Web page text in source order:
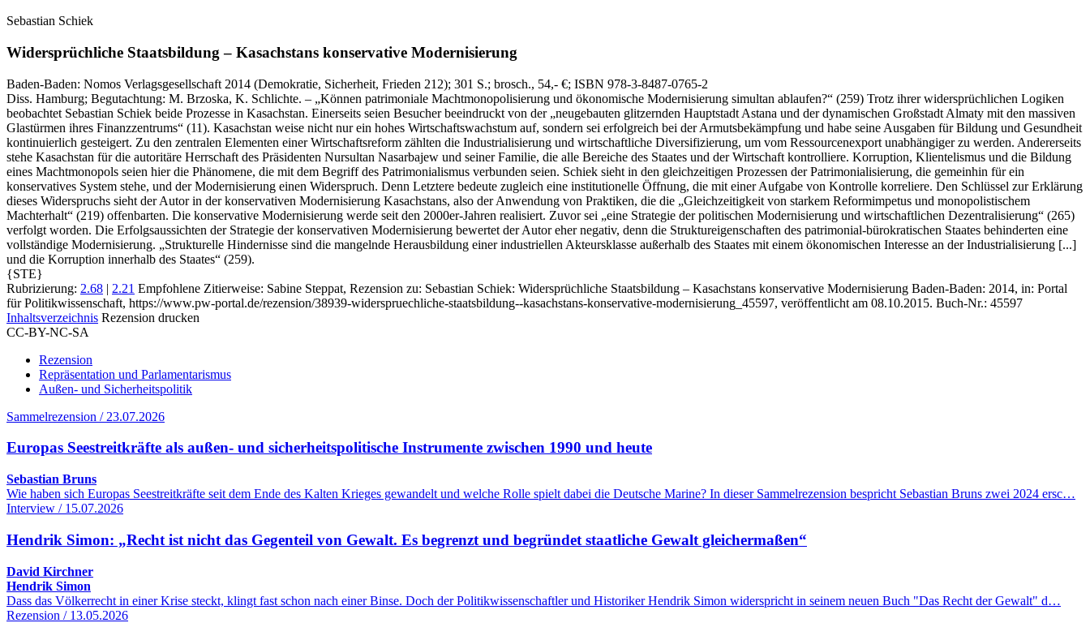
Sebastian Schiek
Widersprüchliche Staatsbildung – Kasachstans konservative Modernisierung
Baden-Baden: Nomos Verlagsgesellschaft 2014 (Demokratie, Sicherheit, Frieden 212); 301 S.; brosch., 54,- €; ISBN 978-3-8487-0765-2
Diss. Hamburg; Begutachtung: M. Brzoska, K. Schlichte. – „Können patrimoniale Machtmonopolisierung und ökonomische Modernisierung simultan ablaufen?“ (259) Trotz ihrer widersprüchlichen Logiken
beobachtet Sebastian Schiek beide Prozesse in Kasachstan. Einerseits seien Besucher beeindruckt von der „neugebauten glitzernden Hauptstadt Astana und der dynamischen Großstadt Almaty mit den massiven
Glastürmen ihres Finanzzentrums“ (11). Kasachstan weise nicht nur ein hohes Wirtschaftswachstum auf, sondern sei erfolgreich bei der Armutsbekämpfung und habe seine Ausgaben für Bildung und Gesundheit
kontinuierlich gesteigert. Zu den zentralen Elementen einer Wirtschaftsreform zählten die Industrialisierung und wirtschaftliche Diversifizierung, um vom Ressourcenexport unabhängiger zu werden. Andererseits
stehe Kasachstan für die autoritäre Herrschaft des Präsidenten Nursultan Nasarbajew und seiner Familie, die alle Bereiche des Staates und der Wirtschaft kontrolliere. Korruption, Klientelismus und die Bildung
eines Machtmonopols seien hier die Phänomene, die mit dem Begriff des Patrimonialismus verbunden seien. Schiek sieht in den gleichzeitigen Prozessen der Patrimonialisierung, die gemeinhin für ein
konservatives System stehe, und der Modernisierung einen Widerspruch. Denn Letztere bedeute zugleich eine institutionelle Öffnung, die mit einer Aufgabe von Kontrolle korreliere. Den Schlüssel zur Erklärung
dieses Widerspruchs sieht der Autor in der konservativen Modernisierung Kasachstans, also der Anwendung von Praktiken, die die „Gleichzeitigkeit von starkem Reformimpetus und monopolistischem
Machterhalt“ (219) offenbarten. Die konservative Modernisierung werde seit den 2000er‑Jahren realisiert. Zuvor sei „eine Strategie der politischen Modernisierung und wirtschaftlichen Dezentralisierung“ (265)
verfolgt worden. Die Erfolgsaussichten der Strategie der konservativen Modernisierung bewertet der Autor eher negativ, denn die Struktureigenschaften des patrimonial‑bürokratischen Staates behinderten eine
vollständige Modernisierung. „Strukturelle Hindernisse sind die mangelnde Herausbildung einer industriellen Akteursklasse außerhalb des Staates mit einem ökonomischen Interesse an der Industrialisierung [...]
und die Korruption innerhalb des Staates“ (259).
{STE}
Rubrizierung: 2.68 | 2.21 Empfohlene Zitierweise: Sabine Steppat, Rezension zu: Sebastian Schiek: Widersprüchliche Staatsbildung – Kasachstans konservative Modernisierung Baden-Baden: 2014, in: Portal
für Politikwissenschaft, https://www.pw-portal.de/rezension/38939-widerspruechliche-staatsbildung--kasachstans-konservative-modernisierung_45597, veröffentlicht am 08.10.2015. Buch-Nr.: 45597
Inhaltsverzeichnis Rezension drucken
CC-BY-NC-SA
Rezension
Repräsentation und Parlamentarismus
Außen- und Sicherheitspolitik
Sammelrezension / 23.07.2026
Europas Seestreitkräfte als außen- und sicherheitspolitische Instrumente zwischen 1990 und heute
Sebastian Bruns
Wie haben sich Europas Seestreitkräfte seit dem Ende des Kalten Krieges gewandelt und welche Rolle spielt dabei die Deutsche Marine? In dieser Sammelrezension bespricht Sebastian Bruns zwei 2024 ersc…
Interview / 15.07.2026
Hendrik Simon: „Recht ist nicht das Gegenteil von Gewalt. Es begrenzt und begründet staatliche Gewalt gleichermaßen“
David Kirchner
Hendrik Simon
Dass das Völkerrecht in einer Krise steckt, klingt fast schon nach einer Binse. Doch der Politikwissenschaftler und Historiker Hendrik Simon widerspricht in seinem neuen Buch "Das Recht der Gewalt" d…
Rezension / 13.05.2026